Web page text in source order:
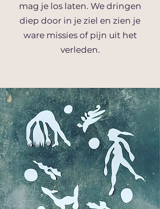
mag je los laten. We dringen
diep door in je ziel en zien je
ware missies of pijn uit het
verleden.